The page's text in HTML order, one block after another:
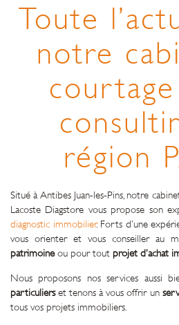
Toute
notre
région
Situé à Antibes Juan-les-Pins, notre
Lacoste Diagstore vous propose son
diagnostic immobilier. Forts d’une
vous orienter et vous conseiller au
patrimoineou pour tout projet d’achat
Nous proposons nos services aussi
particulierset tenons à vous offrir un
tous vos projets immobiliers.